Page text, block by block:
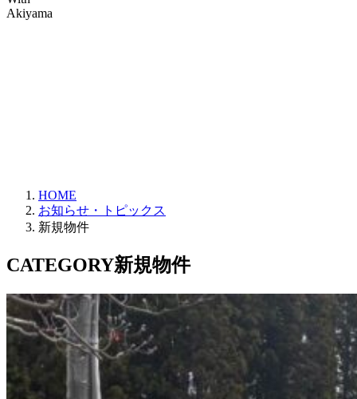
Akiyama
HOME
お知らせ・トピックス
新規物件
CATEGORY新規物件